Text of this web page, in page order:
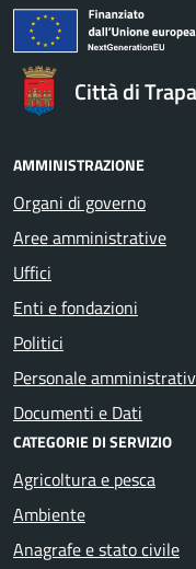
Città di
AMMINISTRAZIONE
Organi di governo
Aree amministrative
Uffici
Enti e fondazioni
Politici
Personale
Documenti e Dati
CATEGORIE DI SERVIZIO
Agricoltura e pesca
Ambiente
Anagrafe e stato civile